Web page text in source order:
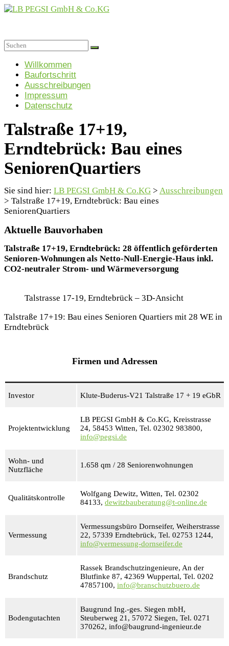
Zum
LB
PEGSI
GmbH
Co.KG
für
GmbH
Co.
Menü Willkommen
Baufortschritt
Ausschreibungen
Impressum
Datenschutz
Talstraße 17+19,
Erndtebrück: Bau eines
SeniorenQuartiers
Sie sind hier: LB PEGSI GmbH & Co.KG > Ausschreibungen
> Talstraße 17+19, Erndtebrück: Bau eines
SeniorenQuartiers
Aktuelle Bauvorhaben
Talstraße 17+19, Erndtebrück: 28 öffentlich geförderten
Senioren-Wohnungen als Netto-Null-Energie-Haus inkl.
CO2-neutraler Strom- und Wärmeversorgung
Talstrasse 17-19, Erndtebrück – 3D-Ansicht
Talstraße 17+19: Bau eines Senioren Quartiers mit 28 WE in
Erndtebrück
Firmen und Adressen
Investor Klute-Buderus-V21 Talstraße 17 + 19 eGbR
Projektentwicklung
LB PEGSI GmbH & Co.KG, Kreisstrasse
24, 58453 Witten, Tel. 02302 983800,
info@pegsi.de
Wohn- und
Nutzfläche
1.658 qm / 28 Seniorenwohnungen
Qualitätskontrolle
Wolfgang Dewitz, Witten, Tel. 02302
84133, dewitzbauberatung@t-online.de
Vermessung
Vermessungsbüro Dornseifer, Weiherstrasse
22, 57339 Erndtebrück, Tel. 02753 1244,
info@vermessung-dornseifer.de
Brandschutz
Rassek Brandschutzingenieure, An der
Blutfinke 87, 42369 Wuppertal, Tel. 0202
47857100, info@branschutzbuero.de
Bodengutachten
Baugrund Ing.-ges. Siegen mbH,
Steuberweg 21, 57072 Siegen, Tel. 0271
370262, info@baugrund-ingenieur.de